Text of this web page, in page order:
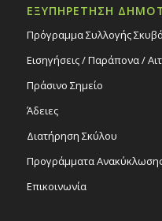
ΕΞΥΠΗΡΕΤΗΣΗ
Πρόγραμμα Συλλογής
Εισηγήσεις / Παράπονα /
Πράσινο Σημείο
Άδειες
Διατήρηση Σκύλου
Προγράμματα
Επικοινωνία